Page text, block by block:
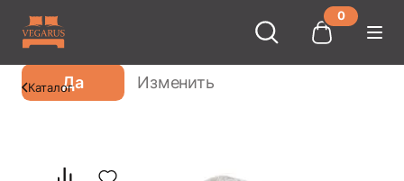
0
Ваш город
Да Изменить
Каталог